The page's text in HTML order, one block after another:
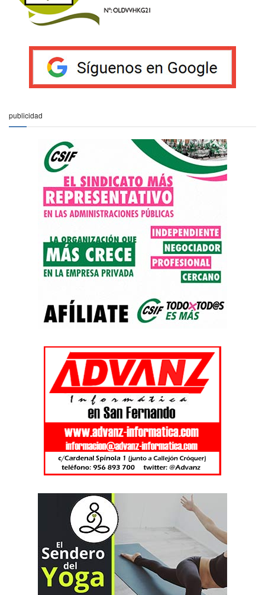
publicidad